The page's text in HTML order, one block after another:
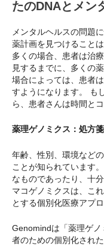
たのDNAとメン
メンタルヘルスの問題
薬計画を見つけること
多くの場合、患者は治
見するまでに、多くの
場合によっては、患者
すようになります。 も
ら、患者さんは時間と
薬理ゲノミクス：処方
年齢、性別、環境など
ことが知られています
なものであったり、十
マコゲノミクスは、こ
とする個別化医療アプロ
Genomindは「薬理ゲ
者のための個別化され